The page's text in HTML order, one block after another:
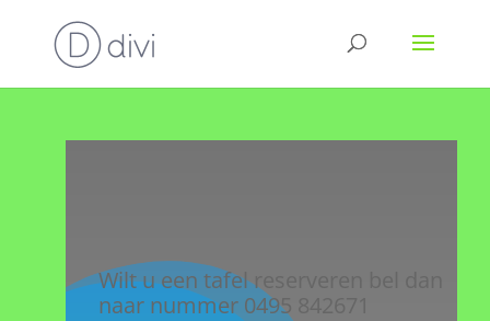
Wilt u een tafel reserveren bel dan
naar nummer 0495 842671